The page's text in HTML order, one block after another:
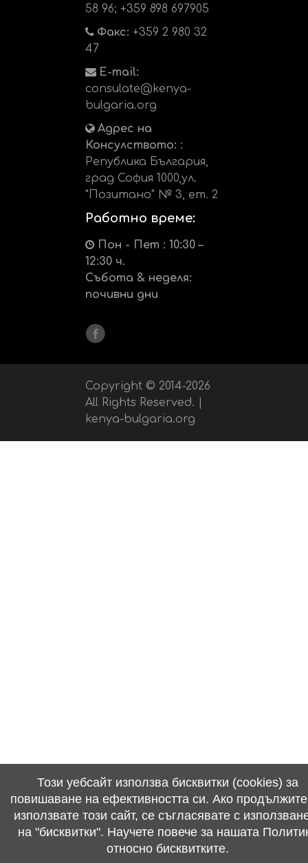
58 96; +359 898 697905
Факс: +359 2 980 32
47
E-mail:
consulate@kenya-
bulgaria.org
Адрес на
Консулството: :
Република България,
град София 1000,ул.
"Позитано" № 3, ет. 2
Работно време:
Пон - Пет : 10:30 –
12:30 ч.
Събота & неделя:
почивни дни
Copyright © 2014-2026
All Rights Reserved. |
kenya-bulgaria.org
Този уебсайт използва бисквитки (cookies) за
повишаване на ефективността си. Ако
използвате този сайт, се съгласявате с
на "бисквитки". Научете повече за нашата
относно бисквитките.